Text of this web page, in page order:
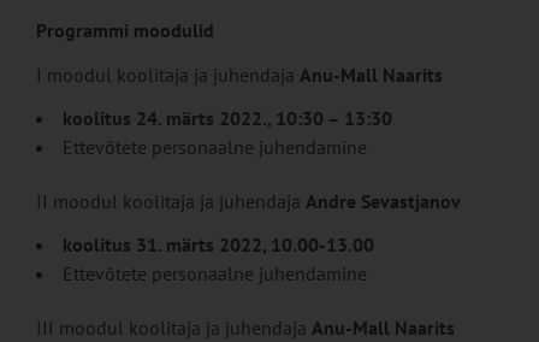
Programmi moodulid
I moodul koolitaja ja juhendaja Anu-Mall Naarits
koolitus 24. märts 2022., 10:30 – 13:30
Ettevõtete personaalne juhendamine
II moodul koolitaja ja juhendaja Andre Sevastjanov
koolitus 31. märts 2022, 10.00-13.00
Ettevõtete personaalne juhendamine
III moodul koolitaja ja juhendaja Anu-Mall Naarits